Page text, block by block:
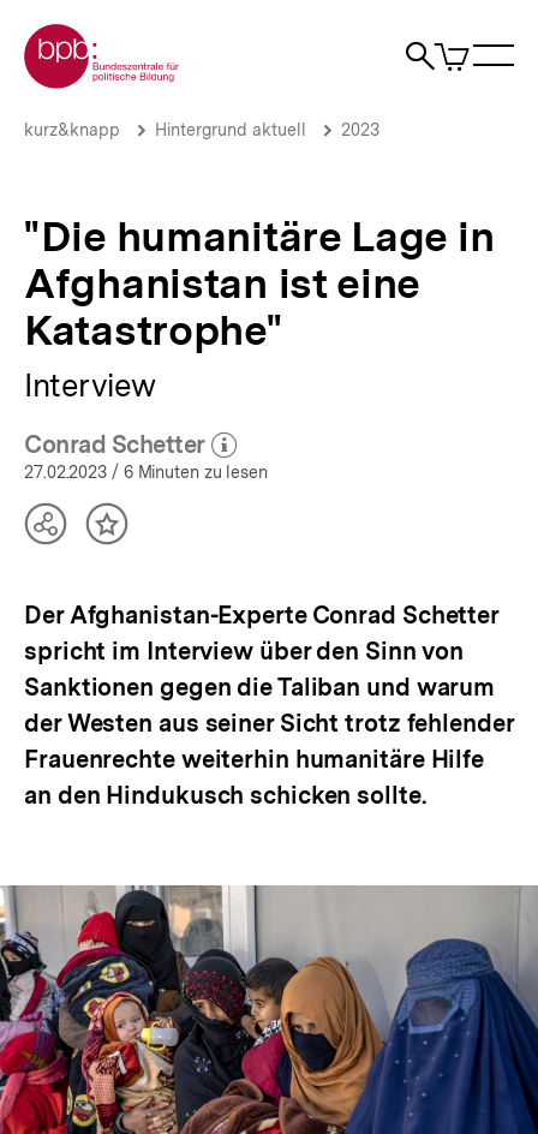
zum
Seiteninhalt
springen
Zur Startseite der bpb
Suche
Artikel
im
"Die
Afghanistan
eine
Katastrophe"
Hintergrund
Brotkrümelnavigation
Pfadnavigation
kurz&knapp Hintergrund aktuell 2023
"Die humanitäre Lage in
Afghanistan ist eine
Katastrophe"
Interview
Conrad Schetter
(Mehr zum Autor)
öffnen
27.02.2023 / 6 Minuten zu lesen
TeilenInhalt
Der Afghanistan-Experte Conrad Schetter
spricht im Interview über den Sinn von
Sanktionen gegen die Taliban und warum
der Westen aus seiner Sicht trotz fehlender
Frauenrechte weiterhin humanitäre Hilfe
an den Hindukusch schicken sollte.